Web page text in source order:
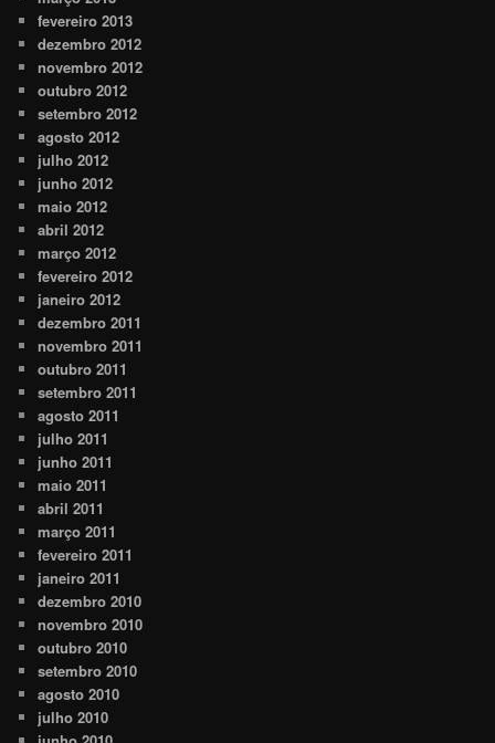
fevereiro 2013
dezembro 2012
novembro 2012
outubro 2012
setembro 2012
agosto 2012
julho 2012
junho 2012
maio 2012
abril 2012
março 2012
fevereiro 2012
janeiro 2012
dezembro 2011
novembro 2011
outubro 2011
setembro 2011
agosto 2011
julho 2011
junho 2011
maio 2011
abril 2011
março 2011
fevereiro 2011
janeiro 2011
dezembro 2010
novembro 2010
outubro 2010
setembro 2010
agosto 2010
julho 2010